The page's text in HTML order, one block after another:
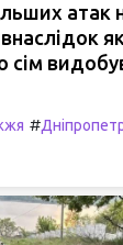
атак
#